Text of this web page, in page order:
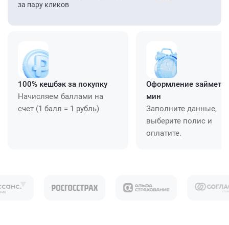
за пару кликов
100% кешбэк за покупку
Начисляем баллами на
счет (1 балл = 1 рубль)
Оформление займет
мин
Заполните данные,
выберите полис и
оплатите.